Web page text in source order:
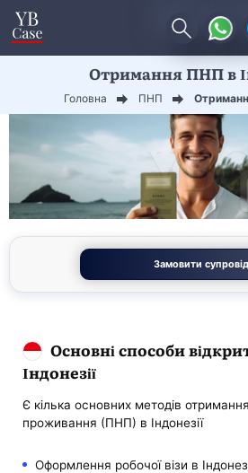
Отримання ПНП в
Головна ПНП
Замовити супровід
Основні способи
Індонезії
Є кілька основних методів
проживання (ПНП) в Індонезії
Оформлення робочої візи в